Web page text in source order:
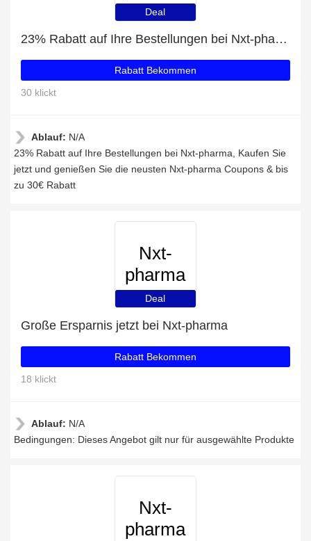
Deal
23% Rabatt auf Ihre Bestellungen bei Nxt-pharma
Rabatt Bekommen
30 klickt
Ablauf: N/A
23% Rabatt auf Ihre Bestellungen bei Nxt-pharma, Kaufen Sie
jetzt und genießen Sie die neusten Nxt-pharma Coupons & bis
zu 30€ Rabatt
Nxt-
pharma
Deal
Große Ersparnis jetzt bei Nxt-pharma
Rabatt Bekommen
18 klickt
Ablauf: N/A
Bedingungen: Dieses Angebot gilt nur für ausgewählte Produkte
Nxt-
pharma